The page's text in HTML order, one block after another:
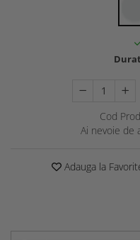
Cod
Ai nevoie de
Adauga la